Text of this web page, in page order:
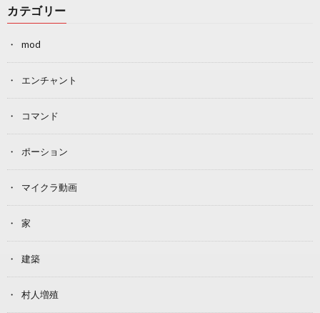
カテゴリー
mod
エンチャント
コマンド
ポーション
マイクラ動画
家
建築
村人増殖